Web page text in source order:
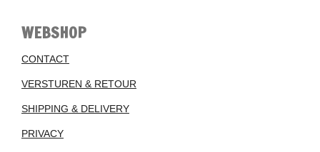
WEBSHOP
CONTACT
VERSTUREN & RETOUR
SHIPPING & DELIVERY
PRIVACY